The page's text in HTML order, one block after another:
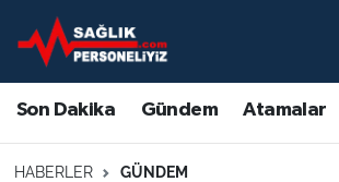
Son Dakika Gündem Atamalar
HABERLER GÜNDEM
Son Dakika
Gündem
Nöbetçi Eczaneler
Hava Durumu